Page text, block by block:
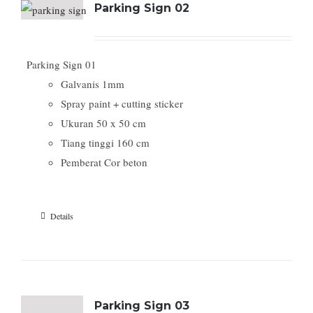
Parking Sign 02
Parking Sign 01
Galvanis 1mm
Spray paint + cutting sticker
Ukuran 50 x 50 cm
Tiang tinggi 160 cm
Pemberat Cor beton
Details
Parking Sign 03